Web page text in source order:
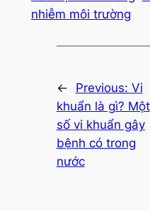
nhiễm môi trường
← Previous: Vi
khuẩn là gì? Một
số vi khuẩn gây
bệnh có trong
nước